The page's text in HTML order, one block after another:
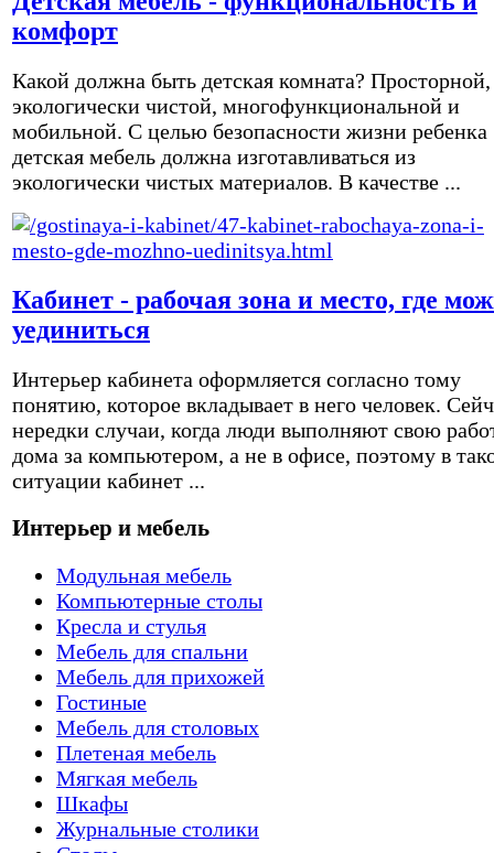
комфорт
Какой должна быть детская комната? Просторной,
экологически чистой, многофункциональной и
мобильной. С целью безопасности жизни ребенка
детская мебель должна изготавливаться из
экологически чистых материалов. В качестве ...
Кабинет - рабочая зона и место, где
уединиться
Интерьер кабинета оформляется согласно тому
понятию, которое вкладывает в него человек.
нередки случаи, когда люди выполняют свою
дома за компьютером, а не в офисе, поэтому в
ситуации кабинет ...
Интерьер и мебель
Модульная мебель
Компьютерные столы
Кресла и стулья
Мебель для спальни
Мебель для прихожей
Гостиные
Мебель для столовых
Плетеная мебель
Мягкая мебель
Шкафы
Журнальные столики